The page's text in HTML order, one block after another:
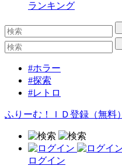
ランキング
#ホラー
#探索
#レトロ
ふりーむ！ＩＤ登録（無料）
ログイン